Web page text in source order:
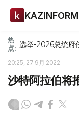
KAZINFORM
热
点: 选举-2026总统府
20:25, 27 9月 2022
沙特阿拉伯将